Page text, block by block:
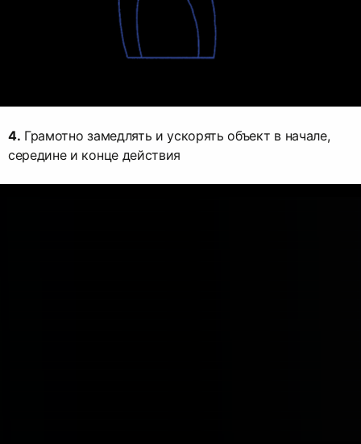
4. Грамотно замедлять и ускорять объект в начале,
середине и конце действия